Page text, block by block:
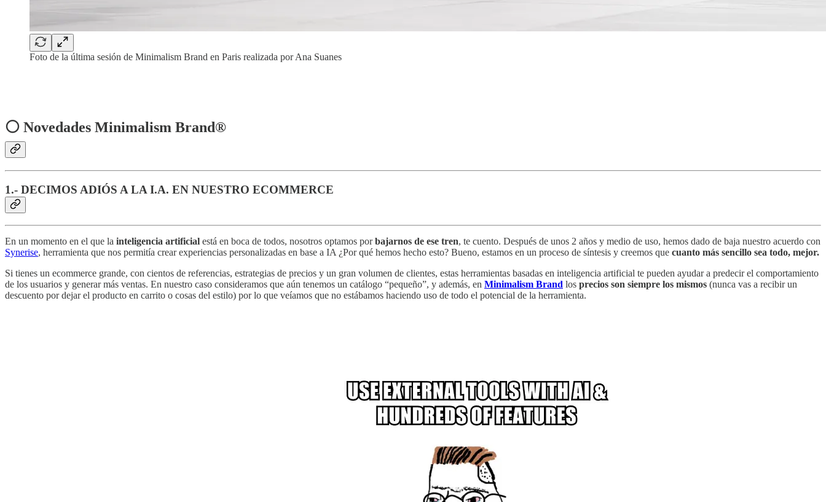
Foto de la última sesión de Minimalism Brand en Paris realizada por Ana Suanes
⚪ Novedades Minimalism Brand®
1.- DECIMOS ADIÓS A LA I.A. EN NUESTRO ECOMMERCE
En un momento en el que la inteligencia artificial está en boca de todos, nosotros optamos porbajarnos de ese tren, te cuento. Después de unos 2 años y medio de uso, hemos dado de baja nuestro acuerdo con
Synerise, herramienta que nos permitía crear experiencias personalizadas en base a IA ¿Por qué hemos hecho esto? Bueno, estamos en un proceso de síntesis y creemos que cuanto más sencillo sea todo, mejor.
Si tienes un ecommerce grande, con cientos de referencias, estrategias de precios y un gran volumen de clientes, estas herramientas basadas en inteligencia artificial te pueden ayudar a predecir el comportamiento
de los usuarios y generar más ventas. En nuestro caso consideramos que aún tenemos un catálogo “pequeño”, y además, en Minimalism Brand los precios son siempre los mismos (nunca vas a recibir un
descuento por dejar el producto en carrito o cosas del estilo) por lo que veíamos que no estábamos haciendo uso de todo el potencial de la herramienta.